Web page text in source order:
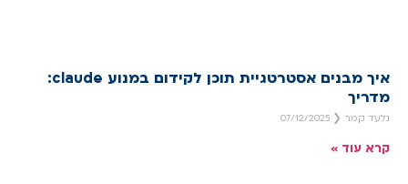
איך מבנים אסטרטגיית תוכן לקידום במנוע claude:
מדריך
גלעד קמר
קרא עוד »